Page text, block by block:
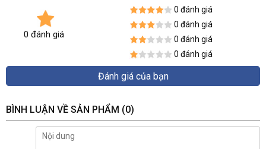
0 đánh giá
0 đánh giá
0 đánh giá
0 đánh giá
0 đánh giá
Đánh giá của bạn
BÌNH LUẬN VỀ SẢN PHẨM (0)